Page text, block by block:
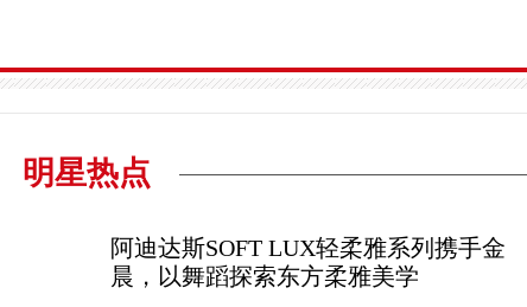
明星热点
阿迪达斯SOFT LUX轻柔雅系列携手金
晨，以舞蹈探索东方柔雅美学